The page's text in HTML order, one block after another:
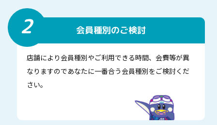
2 会員種別のご検討
店舗により会員種別やご利用できる時間、会費等が異
なりますのであなたに一番合う会員種別をご検討くだ
さい。